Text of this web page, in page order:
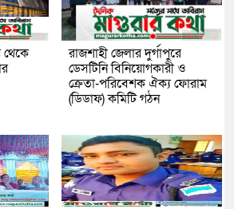
রাজশাহী জেলার দুর্গাপুরে
ডেসটিনি বিনিয়োগকারী ও
ক্রেতা-পরিবেশক ঐক্য ফোরাম
(ডিডাফ) কমিটি গঠন